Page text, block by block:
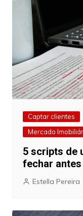
Captar clientes
Mercado
5 scripts de
fechar
Estella Pereira